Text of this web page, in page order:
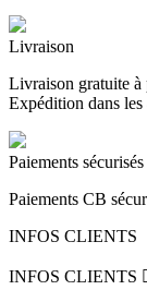
Livraison
Livraison gratuite à
Expédition dans les
Paiements sécurisés
Paiements CB
INFOS CLIENTS
INFOS CLIENTS